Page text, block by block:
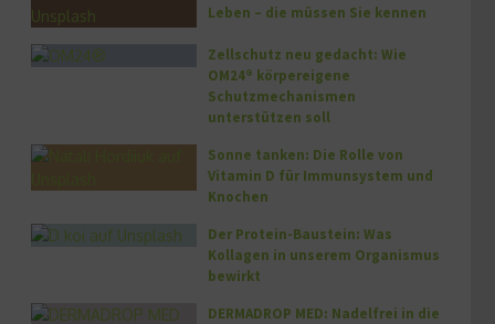
Leben – die müssen Sie kennen
Zellschutz neu gedacht: Wie
OM24® körpereigene
Schutzmechanismen
unterstützen soll
Sonne tanken: Die Rolle von
Vitamin D für Immunsystem und
Knochen
Der Protein-Baustein: Was
Kollagen in unserem Organismus
bewirkt
DERMADROP MED: Nadelfrei in die